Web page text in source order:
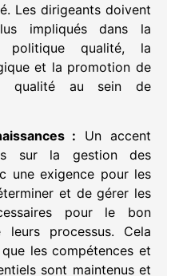
Les dirigeants doivent
impliqués dans la
qualité, la
et la promotion de
qualité au sein de
: Un accent
sur la gestion des
une exigence pour les
et de gérer les
pour le bon
leurs processus. Cela
les compétences et
sont maintenus et